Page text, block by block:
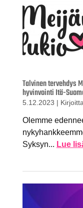
Talvinen tervehdys
hyvinvointi Itä-
5.12.2023 |
Olemme
Syksyn... Lue